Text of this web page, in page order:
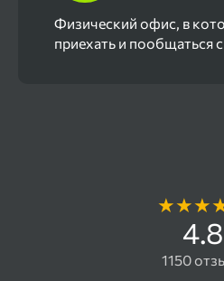
Физический офис, в
приехать и пообщаться
Отзывы наших
4.8
1150